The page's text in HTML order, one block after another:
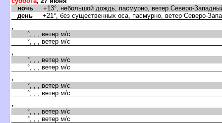
ночь +13°, небольшой дождь, пасмурно, ветер Северо-
день +21°, без существенных оса, пасмурно, ветер Северо-
,
°, , , ветер м/с
°, , , ветер м/с
,
°, , , ветер м/с
°, , , ветер м/с
,
°, , , ветер м/с
°, , , ветер м/с
,
°, , , ветер м/с
°, , , ветер м/с